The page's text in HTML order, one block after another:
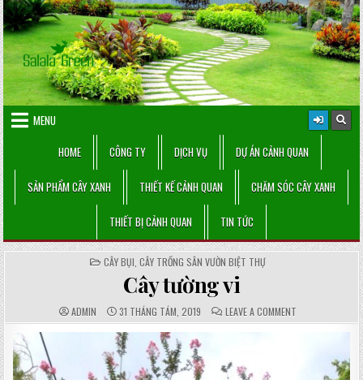
Skip
to
content
MENU
HOME
CÔNG TY DỊCH VỤ DỰ ÁN CẢNH QUAN
SẢN PHẨM CÂY XANH THIẾT KẾ CẢNH QUAN CHĂM SÓC CÂY XANH
THIẾT BỊ CẢNH QUAN TIN TỨC
POSTED
IN
CÂY BỤI CÂY TRỒNG SÂN VƯỜN BIỆT THỰ
Cây tường vi
AUTHOR:
ADMIN PUBLISHED
DATE:
31 THÁNG TÁM, 2019 COMMENTS:
LEAVE A COMMENTON
CÂY